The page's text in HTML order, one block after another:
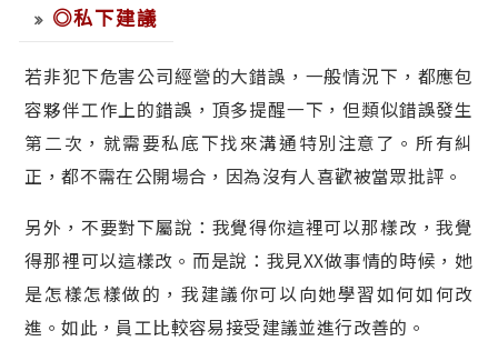
◎私下建議
若非犯下危害公司經營的大錯誤，一般情況下，都應包
容夥伴工作上的錯誤，頂多提醒一下，但類似錯誤發生
第二次，就需要私底下找來溝通特別注意了。所有糾
正，都不需在公開場合，因為沒有人喜歡被當眾批評。
另外，不要對下屬說：我覺得你這裡可以那樣改，我覺
得那裡可以這樣改。而是說：我見XX做事情的時候，她
是怎樣怎樣做的，我建議你可以向她學習如何如何改
進。如此，員工比較容易接受建議並進行改善的。